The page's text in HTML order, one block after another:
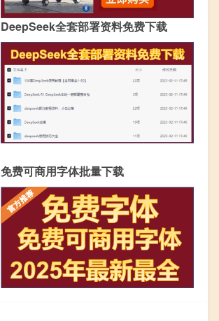
DeepSeek全套部署资料免费下载
免费可商用字体批量下载